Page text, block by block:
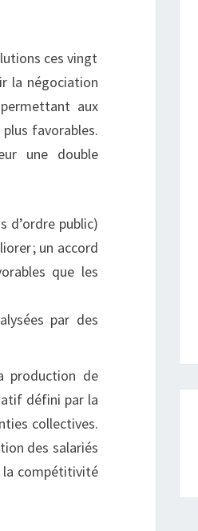
ces vingt
la négociation
aux
favorables.
une double
d’ordre public)
; un accord
que les
par des
production de
défini par la
collectives.
des salariés
la compétitivité